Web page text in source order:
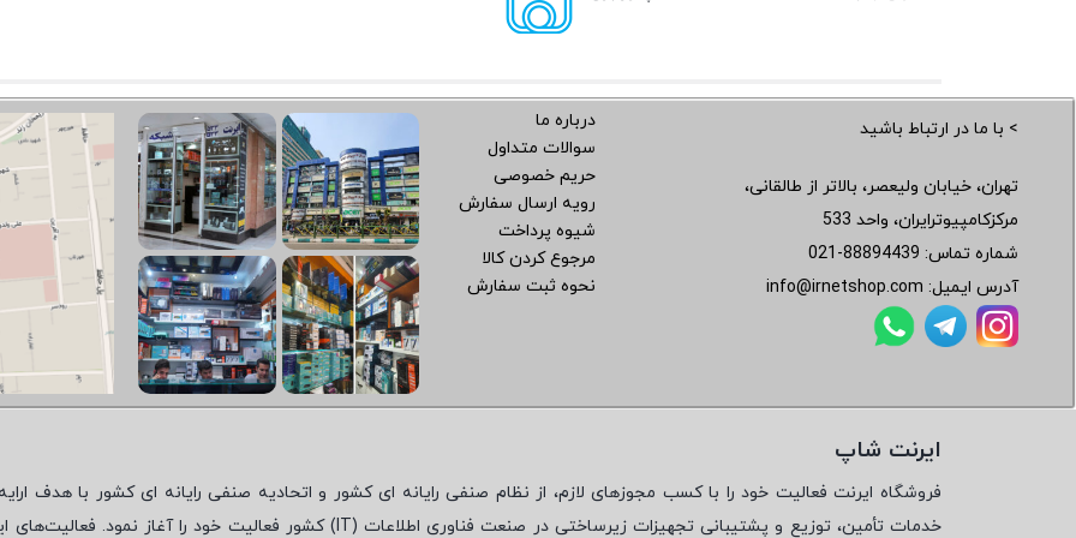
> با ما در ارتباط باشید
تهران، خیابان ولیعصر، بالاتر از طالقانی،
مرکزکامپیوترایران، واحد 533
شماره تماس: 021-88894439
آدرس ایمیل: info@irnetshop.com
درباره ما
سوالات متداول
حریم خصوصی
رویه ارسال سفارش
شیوه پرداخت
مرجوع کردن کالا
نحوه ثبت سفارش
ایرنت شاپ
فروشگاه ایرنت فعالیت خود را با کسب مجوزهای لازم، از نظام صنفی رایانه ای کشور و اتحادیه صنفی رایانه ای کشور با هدف
خدمات تأمین، توزیع و پشتیبانی تجهیزات زیرساختی در صنعت فناوری اطلاعات (IT) کشور فعالیت خود را آغاز نمود. فعالیت‌های